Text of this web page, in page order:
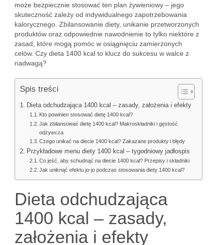
może bezpiecznie stosować ten plan żywieniowy – jego
skuteczność zależy od indywidualnego zapotrzebowania
kalorycznego. Zbilansowanie diety, unikanie przetworzonych
produktów oraz odpowiednie nawodnienie to tylko niektóre z
zasad, które mogą pomóc w osiągnięciu zamierzonych
celów. Czy dieta 1400 kcal to klucz do sukcesu w walce z
nadwagą?
Spis treści
Dieta odchudzająca 1400 kcal – zasady, założenia i efekty
Kto powinien stosować dietę 1400 kcal?
Jak zbilansować dietę 1400 kcal? Makroskładniki i gęstość
odżywcza
Czego unikać na diecie 1400 kcal? Zakazane produkty i błędy
Przykładowe menu diety 1400 kcal – tygodniowy jadłospis
Co jeść, aby schudnąć na diecie 1400 kcal? Przepisy i składniki
Jak uniknąć efektu jo-jo podczas stosowania diety 1400 kcal?
Dieta odchudzająca
1400 kcal – zasady,
założenia i efekty